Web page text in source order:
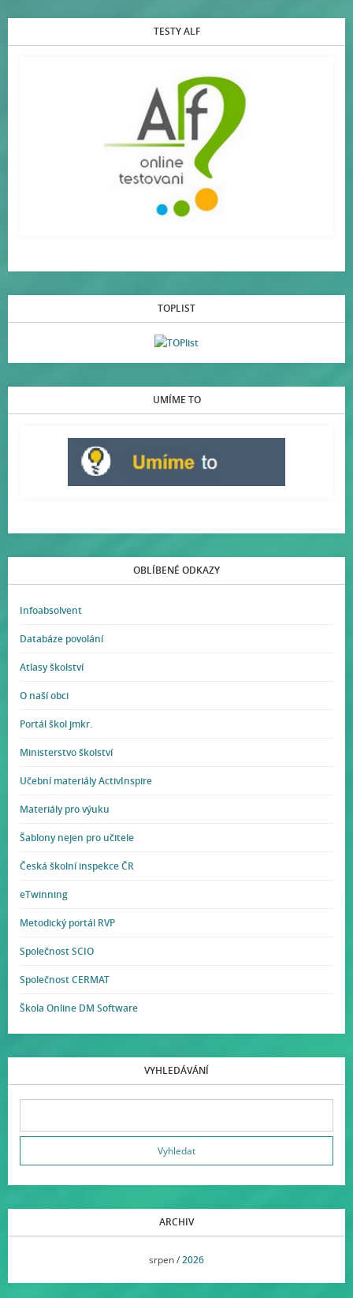
TESTY ALF
TOPLIST
UMÍME TO
OBLÍBENÉ ODKAZY
Infoabsolvent
Databáze povolání
Atlasy školství
O naší obci
Portál škol jmkr.
Ministerstvo školství
Učební materiály ActivInspire
Materiály pro výuku
Šablony nejen pro učitele
Česká školní inspekce ČR
eTwinning
Metodický portál RVP
Společnost SCIO
Společnost CERMAT
Škola Online DM Software
VYHLEDÁVÁNÍ
ARCHIV
srpen /2026